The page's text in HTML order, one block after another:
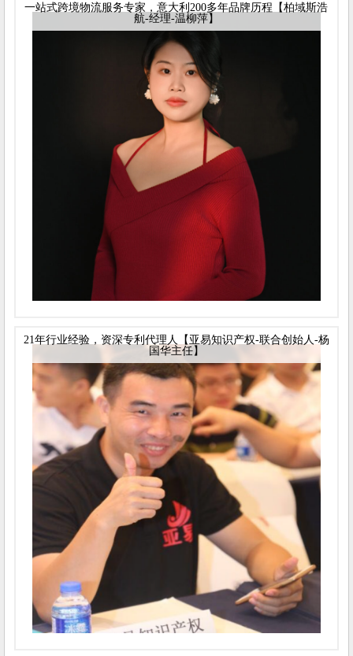
一站式跨境物流服务专家，意大利200多年品牌历程【柏域斯浩
航-经理-温柳萍】
21年行业经验，资深专利代理人【亚易知识产权-联合创始人-杨
国华主任】